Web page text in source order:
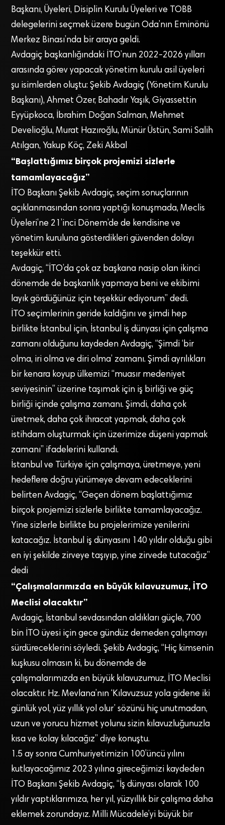
Başkanı, Üyeleri, Disiplin Kurulu Üyeleri ve TOBB
delegelerini seçmek üzere bugün Oda’nın Eminönü
Merkez Binası’nda bir araya geldi.
Avdagiç başkanlığındaki İTO’nun 2022-2026 yılları
arasında görev yapacak yönetim kurulu asil üyeleri
şu isimlerden oluştu: Şekib Avdagiç (Yönetim Kurulu
Başkanı), Ahmet Özer, Bahadır Yaşık, Giyassettin
Eyyüpkoca, İbrahim Doğan Salman, Mehmet
Develioğlu, Murat Hazıroğlu, Münür Üstün, Sami Salih
Atılgan, Yakup Köç, Zeki Akbal
“Başlattığımız birçok projemizi sizlerle
tamamlayacağız”
İTO Başkanı Şekib Avdagiç, seçim sonuçlarının
açıklanmasından sonra yaptığı konuşmada, Meclis
Üyeleri’ne 21’inci Dönem’de de kendisine ve
yönetim kuruluna gösterdikleri güvenden dolayı
teşekkür etti.
Avdagiç, “İTO’da çok az başkana nasip olan ikinci
dönemde de başkanlık yapmaya beni ve ekibimi
layık gördüğünüz için teşekkür ediyorum” dedi.
İTO seçimlerinin geride kaldığını ve şimdi hep
birlikte İstanbul için, İstanbul iş dünyası için çalışma
zamanı olduğunu kaydeden Avdagiç, “Şimdi ‘bir
olma, iri olma ve diri olma’ zamanı. Şimdi ayrılıkları
bir kenara koyup ülkemizi “muasır medeniyet
seviyesinin” üzerine taşımak için iş birliği ve güç
birliği içinde çalışma zamanı. Şimdi, daha çok
üretmek, daha çok ihracat yapmak, daha çok
istihdam oluşturmak için üzerimize düşeni yapmak
zamanı” ifadelerini kullandı.
İstanbul ve Türkiye için çalışmaya, üretmeye, yeni
hedeflere doğru yürümeye devam edeceklerini
belirten Avdagiç, “Geçen dönem başlattığımız
birçok projemizi sizlerle birlikte tamamlayacağız.
Yine sizlerle birlikte bu projelerimize yenilerini
katacağız. İstanbul iş dünyasını 140 yıldır olduğu gibi
en iyi şekilde zirveye taşıyıp, yine zirvede tutacağız”
dedi
“Çalışmalarımızda en büyük kılavuzumuz, İTO
Meclisi olacaktır”
Avdagiç, İstanbul sevdasından aldıkları güçle, 700
bin İTO üyesi için gece gündüz demeden çalışmayı
sürdüreceklerini söyledi. Şekib Avdagiç, “Hiç kimsenin
kuşkusu olmasın ki, bu dönemde de
çalışmalarımızda en büyük kılavuzumuz, İTO Meclisi
olacaktır. Hz. Mevlana’nın ‘Kılavuzsuz yola gidene iki
günlük yol, yüz yıllık yol olur’ sözünü hiç unutmadan,
uzun ve yorucu hizmet yolunu sizin kılavuzluğunuzla
kısa ve kolay kılacağız” diye konuştu.
1.5 ay sonra Cumhuriyetimizin 100’üncü yılını
kutlayacağımız 2023 yılına gireceğimizi kaydeden
İTO Başkanı Şekib Avdagiç, “İş dünyası olarak 100
yıldır yaptıklarımıza, her yıl, yüzyıllık bir çalışma daha
eklemek zorundayız. Milli Mücadele’yi büyük bir